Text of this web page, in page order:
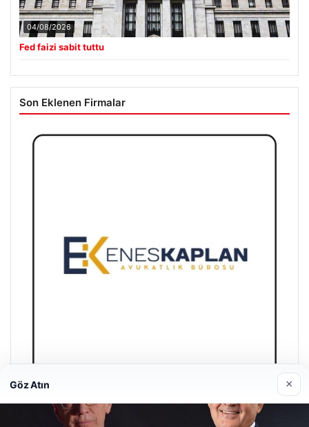
04/08/2026
Fed faizi sabit tuttu
Son Eklenen Firmalar
Enes Kaplan Avukatlık Bürosu
28/04/2026
Göz Atın ×